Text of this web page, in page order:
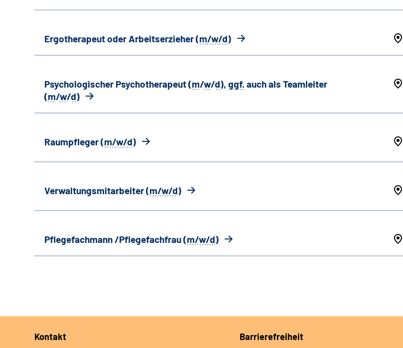
Ergotherapeut oder Arbeitserzieher (m/w/d)
Psychologischer Psychotherapeut (m/w/d), ggf. auch als Teamleiter
(m/w/d)
Raumpfleger (m/w/d)
Verwaltungsmitarbeiter (m/w/d)
Pflegefachmann /Pflegefachfrau (m/w/d)
Kontakt
Barrierefreiheit